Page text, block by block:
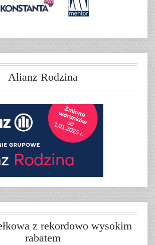
Alianz Rodzina
z rekordowo wysokim
rabatem